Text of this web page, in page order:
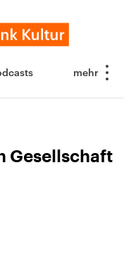
Gesellschaft